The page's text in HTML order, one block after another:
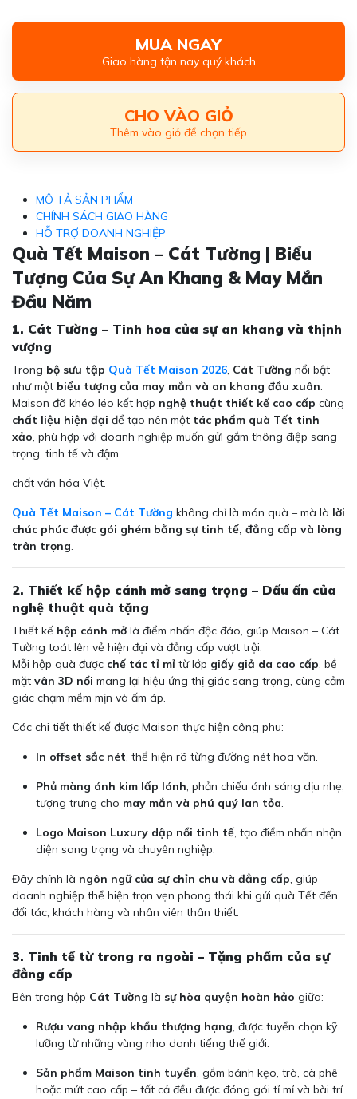
MUA NGAY
Giao hàng tận nay quý khách
CHO VÀO GIỎ
Thêm vào giỏ để chọn tiếp
MÔ TẢ SẢN PHẨM
CHÍNH SÁCH GIAO HÀNG
HỖ TRỢ DOANH NGHIỆP
Quà Tết Maison – Cát Tường | Biểu
Tượng Của Sự An Khang & May Mắn
Đầu Năm
1. Cát Tường – Tinh hoa của sự an khang và thịnh
vượng
Trong bộ sưu tập Quà Tết Maison 2026, Cát Tường nổi bật
như một biểu tượng của may mắn và an khang đầu xuân.
Maison đã khéo léo kết hợp nghệ thuật thiết kế cao cấp cùng
chất liệu hiện đại để tạo nên một tác phẩm quà Tết tinh
xảo, phù hợp với doanh nghiệp muốn gửi gắm thông điệp sang
trọng, tinh tế và đậm
chất văn hóa Việt.
Quà Tết Maison – Cát Tường không chỉ là món quà – mà là lời
chúc phúc được gói ghém bằng sự tinh tế, đẳng cấp và lòng
trân trọng.
2. Thiết kế hộp cánh mở sang trọng – Dấu ấn của
nghệ thuật quà tặng
Thiết kế hộp cánh mở là điểm nhấn độc đáo, giúp Maison – Cát
Tường toát lên vẻ hiện đại và đẳng cấp vượt trội.
Mỗi hộp quà được chế tác tỉ mỉ từ lớp giấy giả da cao cấp, bề
mặt vân 3D nổi mang lại hiệu ứng thị giác sang trọng, cùng cảm
giác chạm mềm mịn và ấm áp.
Các chi tiết thiết kế được Maison thực hiện công phu:
In offset sắc nét, thể hiện rõ từng đường nét hoa văn.
Phủ màng ánh kim lấp lánh, phản chiếu ánh sáng dịu nhẹ,
tượng trưng cho may mắn và phú quý lan tỏa.
Logo Maison Luxury dập nổi tinh tế, tạo điểm nhấn nhận
diện sang trọng và chuyên nghiệp.
Đây chính là ngôn ngữ của sự chỉn chu và đẳng cấp, giúp
doanh nghiệp thể hiện trọn vẹn phong thái khi gửi quà Tết đến
đối tác, khách hàng và nhân viên thân thiết.
3. Tinh tế từ trong ra ngoài – Tặng phẩm của sự
đẳng cấp
Bên trong hộp Cát Tường là sự hòa quyện hoàn hảo giữa:
Rượu vang nhập khẩu thượng hạng, được tuyển chọn kỹ
lưỡng từ những vùng nho danh tiếng thế giới.
Sản phẩm Maison tinh tuyển, gồm bánh kẹo, trà, cà phê
hoặc mứt cao cấp – tất cả đều được đóng gói tỉ mỉ và bài trí